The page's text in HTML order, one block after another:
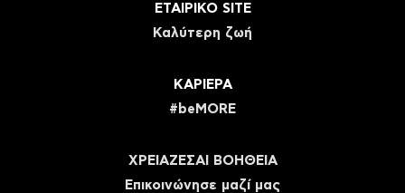
ΕΤΑΙΡΙΚΟ SITE
Καλύτερη ζωή
ΚΑΡΙΕΡΑ
#beMORE
ΧΡΕΙΑΖΕΣΑΙ ΒΟΗΘΕΙΑ
Eπικοινώνησε μαζί μας